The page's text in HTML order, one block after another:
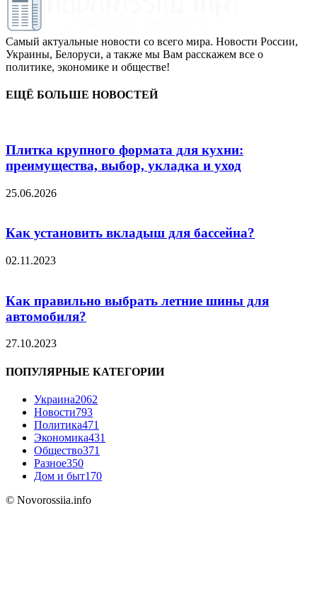
Самый актуальные новости со всего мира. Новости России,
Украины, Белоруси, а также мы Вам расскажем все о
политике, экономике и обществе!
ЕЩЁ БОЛЬШЕ НОВОСТЕЙ
Плитка крупного формата для кухни:
преимущества, выбор, укладка и уход
25.06.2026
Как установить вкладыш для бассейна?
02.11.2023
Как правильно выбрать летние шины для
автомобиля?
27.10.2023
ПОПУЛЯРНЫЕ КАТЕГОРИИ
Украина2062
Новости793
Политика471
Экономика431
Общество371
Разное350
Дом и быт170
© Novorossiia.info